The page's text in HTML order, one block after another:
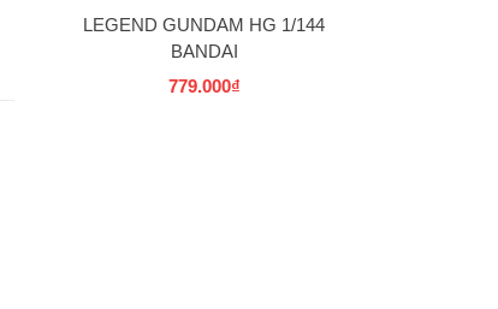
LEGEND GUNDAM HG 1/144
BANDAI
779.000₫